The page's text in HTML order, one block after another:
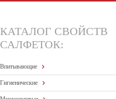
КАТАЛОГ СВОЙСТВ
САЛФЕТОК:
Впитывающие
Гигиенические